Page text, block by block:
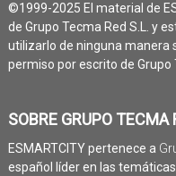
©1999-2025 El material de
de Grupo Tecma Red S.L. y
utilizarlo de ninguna manera
permiso por escrito de Grupo
SOBRE GRUPO TECMA
ESMARTCITY pertenece a
español líder en las